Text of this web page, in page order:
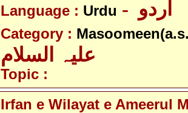
Language : Urdu
Category :
Topic :
Irfan e Wilayat e Ameerul